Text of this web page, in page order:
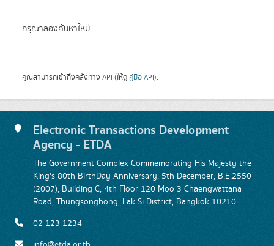
กรุณาลองค้นหาใหม่
คุณสามารถเข้าถึงคลังทาง API (ให้ดู คู่มือ API).
Electronic Transactions Development
Agency - ETDA
The Government Complex Commemorating His Majesty the
King's 80th BirthDay Anniversary, 5th December, B.E.2550
(2007), Building C, 4th Floor 120 Moo 3 Chaengwattana
Road, Thungsonghong, Lak Si District, Bangkok 10210
02 123 1234